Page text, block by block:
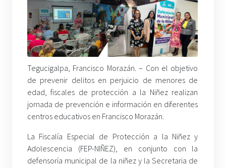
Tegucigalpa, Francisco Morazán. – Con el objetivo
de prevenir delitos en perjuicio de menores de
edad, fiscales de protección a la Niñez realizan
jornada de prevención e información en diferentes
centros educativos en Francisco Morazán.
La Fiscalía Especial de Protección a la Niñez y
Adolescencia (FEP-NIÑEZ), en conjunto con la
defensoría municipal de la niñez y la Secretaria de